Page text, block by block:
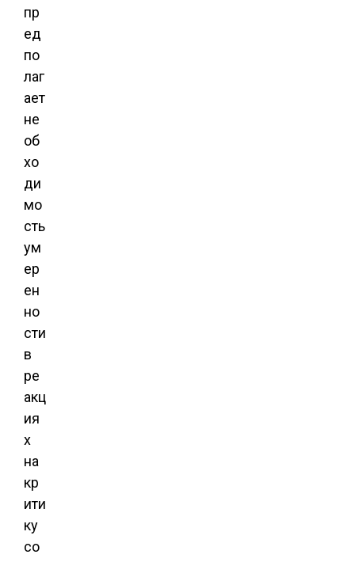
пр
ед
по
лаг
ает
не
об
хо
ди
мо
сть
ум
ер
ен
но
сти
в
ре
акц
ия
х
на
кр
ити
ку
со